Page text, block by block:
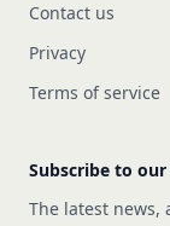
Contact us
Privacy
Terms of service
Subscribe to
The latest news,